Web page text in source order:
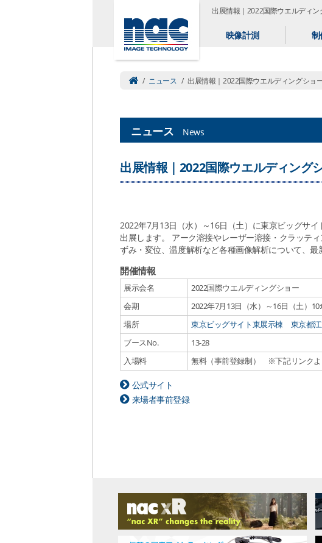
出展情報｜2022国際ウエルディン
映像計測 制
/ ニュース / 出展情報｜2022国際ウエルディングショ
ニュース News
出展情報｜2022国際ウエルディング
2022年7月13日（水）～16日（土）に東京ビッグサ
出展します。 アーク溶接やレーザー溶接・クラッテ
ずみ・変位、温度解析など各種画像解析について、最
開催情報
展示会名
2022国際ウエルディングショー
会期
2022年7月13日（水）～16日（土）
場所
東京ビッグサイト東展示棟 東京都江
ブースNo.
13-28
入場料
無料（事前登録制） ※下記リンクよ
公式サイト
来場者事前登録